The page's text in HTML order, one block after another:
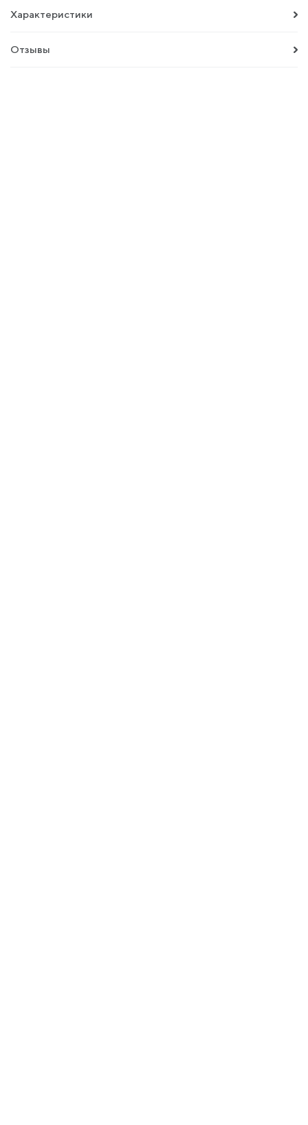
Характеристики
Отзывы